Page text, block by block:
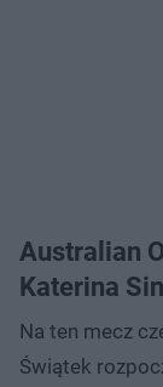
Australian
Katerina
Na ten mecz
Świątek